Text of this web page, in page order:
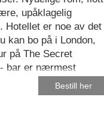
upåklagelig
Hotellet er noe av det
kan bo på i London,
på The Secret
bar er nærmest
Bestill her